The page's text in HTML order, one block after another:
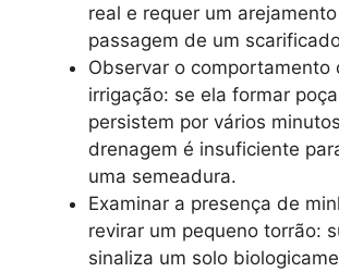
real e requer um
passagem de um
Observar o comportamento
irrigação: se ela formar
persistem por vários
drenagem é insuficiente
uma semeadura.
Examinar a presença de
revirar um pequeno torrão:
sinaliza um solo